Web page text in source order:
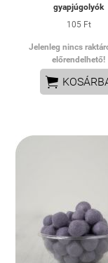
gyapjúgolyók
105 Ft
Jelenleg nincs
előrendelhető!
